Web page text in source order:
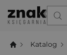
Katalog